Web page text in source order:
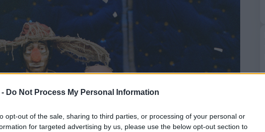
- Do Not Process My Personal Information
opt-out of the sale, sharing to third parties, or processing of your personal or
for targeted advertising by us, please use the below opt-out section to